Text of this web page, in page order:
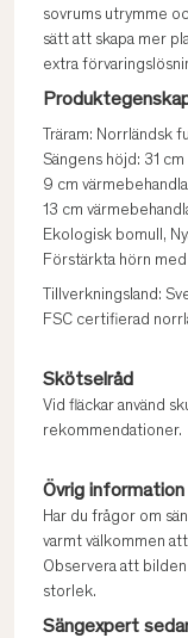
sovrums utrymme
sätt att skapa mer
extra
Träram: Norrländsk
Sängens höjd: 31
9 cm
13 cm
Ekologisk bomull,
Förstärkta hörn
Tillverkningsland:
FSC certifierad
Skötselråd
Vid fläckar använd
rekommendationer.
Övrig information
Har du frågor om
varmt välkommen
Observera att
storlek.
Sängexpert